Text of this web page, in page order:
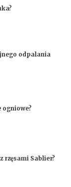
odpalania
ogniowe?
rzęsami Sablier?